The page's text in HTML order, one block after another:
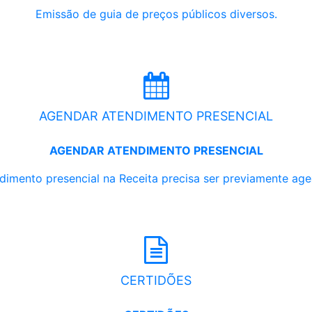
Emissão de guia de preços públicos diversos.
AGENDAR ATENDIMENTO PRESENCIAL
AGENDAR ATENDIMENTO PRESENCIAL
presencial na Receita precisa ser previamente
CERTIDÕES